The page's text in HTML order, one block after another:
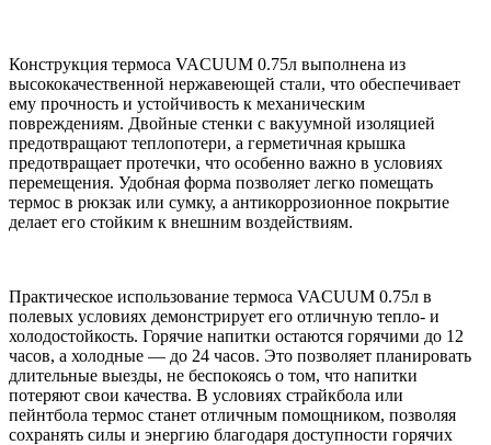
Конструкция термоса VACUUM 0.75л выполнена из
высококачественной нержавеющей стали, что обеспечивает
ему прочность и устойчивость к механическим
повреждениям. Двойные стенки с вакуумной изоляцией
предотвращают теплопотери, а герметичная крышка
предотвращает протечки, что особенно важно в условиях
перемещения. Удобная форма позволяет легко помещать
термос в рюкзак или сумку, а антикоррозионное покрытие
делает его стойким к внешним воздействиям.
Практическое использование термоса VACUUM 0.75л в
полевых условиях демонстрирует его отличную тепло- и
холодостойкость. Горячие напитки остаются горячими до 12
часов, а холодные — до 24 часов. Это позволяет планировать
длительные выезды, не беспокоясь о том, что напитки
потеряют свои качества. В условиях страйкбола или
пейнтбола термос станет отличным помощником, позволяя
сохранять силы и энергию благодаря доступности горячих